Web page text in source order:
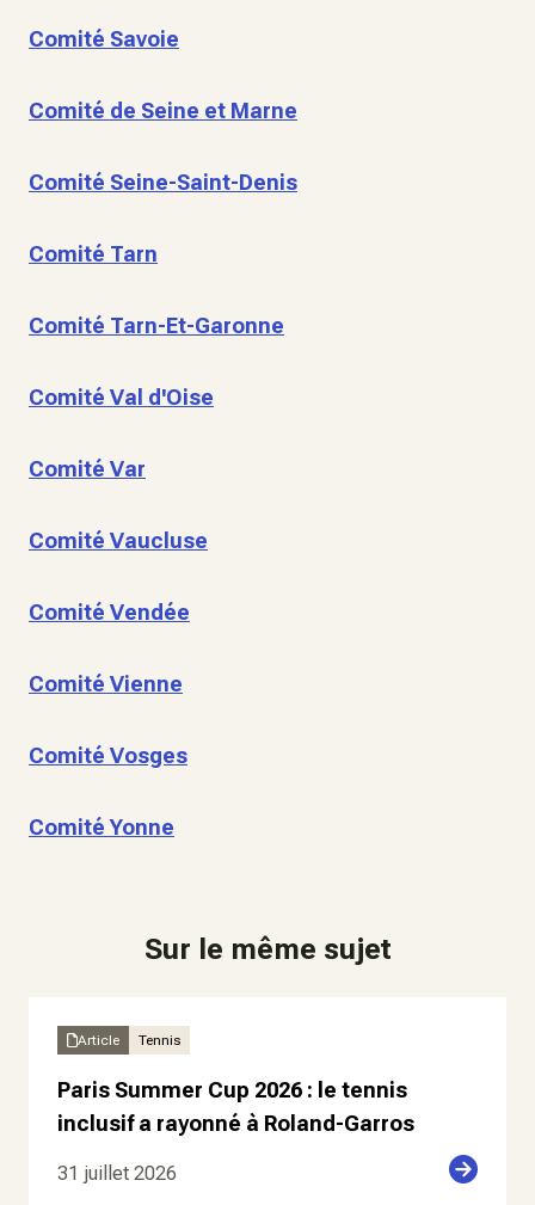
Comité Savoie
Comité de Seine et Marne
Comité Seine-Saint-Denis
Comité Tarn
Comité Tarn-Et-Garonne
Comité Val d'Oise
Comité Var
Comité Vaucluse
Comité Vendée
Comité Vienne
Comité Vosges
Comité Yonne
Sur le même sujet
Article Tennis
Paris Summer Cup 2026 : le tennis
inclusif a rayonné à Roland-Garros
31 juillet 2026